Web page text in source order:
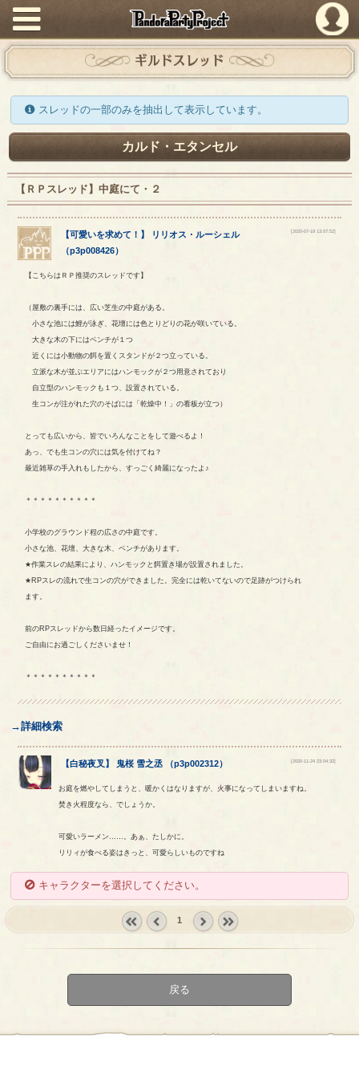
PandoraPartyProject
ギルドスレッド
スレッドの一部のみを抽出して表示しています。
カルド・エタンセル
【ＲＰスレッド】中庭にて・２
【可愛いを求めて！ 】 リリオス ・ ルーシェル
（p3p008426）
[2020-07-19 13:07:52]
【こちらはＲＰ推奨のスレッドです】
（屋敷の裏手には、広い芝生の中庭がある。
小さな池には鯉が泳ぎ、花壇には色とりどりの花が咲いている。
大きな木の下にはベンチが１つ
近くには小動物の餌を置くスタンドが２つ立っている。
立派な木が並ぶエリアにはハンモックが２つ用意されており
自立型のハンモックも１つ、設置されている。
生コンが注がれた穴のそばには「乾燥中！」の看板が立つ）
とっても広いから、皆でいろんなことをして遊べるよ！
あっ、でも生コンの穴には気を付けてね？
最近雑草の手入れもしたから、すっごく綺麗になったよ♪
＊＊＊＊＊＊＊＊＊＊
小学校のグラウンド程の広さの中庭です。
小さな池、花壇、大きな木、ベンチがあります。
★作業スレの結果により、ハンモックと餌置き場が設置されました。
★RPスレの流れで生コンの穴ができました。完全には乾いてないので足跡がつけられ
ます。
前のRPスレッドから数日経ったイメージです。
ご自由にお過ごしくださいませ！
＊＊＊＊＊＊＊＊＊＊
→詳細検索
【白秘夜叉 】 鬼桜 雪之丞 （p3p002312） [2020-11-24 23:04:32]
お庭を燃やしてしまうと、暖かくはなりますが、火事になってしまいますね。
焚き火程度なら、でしょうか。
可愛いラーメン……。あぁ、たしかに。
リリィが食べる姿はきっと、可愛らしいものですね
キャラクターを選択してください。
1
戻る